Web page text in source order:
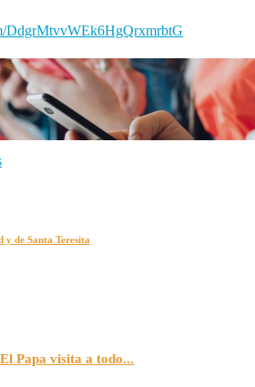
DdgrMtvvWEk6HgQrxmrbtG
y de Santa Teresita
Papa visita a todo...